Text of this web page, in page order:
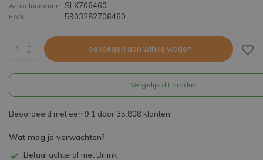
Artikelnummer SLX706460
EAN 5903282706460
Toevoegen aan winkelwagen
Vergelijk dit product
Beoordeeld met een 9,1 door 35.808 klanten
Wat mag je verwachten?
Betaal achteraf met Billink